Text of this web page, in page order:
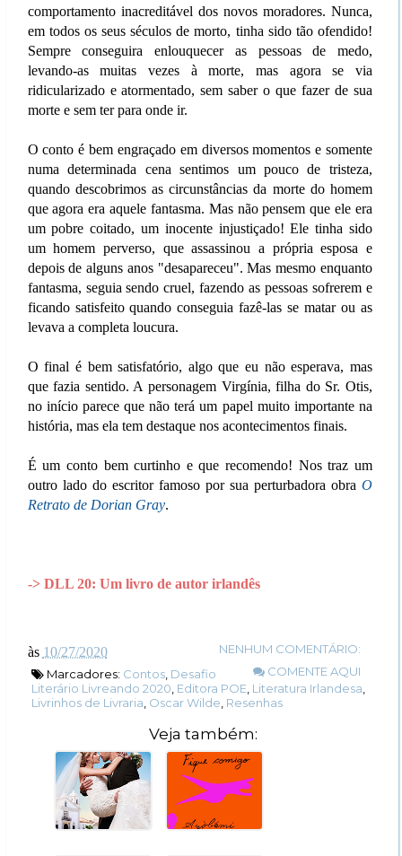
comportamento inacreditável dos novos moradores. Nunca,
em todos os seus séculos de morto, tinha sido tão ofendido!
Sempre conseguira enlouquecer as pessoas de medo,
levando-as muitas vezes à morte, mas agora se via
ridicularizado e atormentado, sem saber o que fazer de sua
morte e sem ter para onde ir.
O conto é bem engraçado em diversos momentos e somente
numa determinada cena sentimos um pouco de tristeza,
quando descobrimos as circunstâncias da morte do homem
que agora era aquele fantasma. Mas não pensem que ele era
um pobre coitado, um inocente injustiçado! Ele tinha sido
um homem perverso, que assassinou a própria esposa e
depois de alguns anos "desapareceu". Mas mesmo enquanto
fantasma, seguia sendo cruel, fazendo as pessoas sofrerem e
ficando satisfeito quando conseguia fazê-las se matar ou as
levava a completa loucura.
O final é bem satisfatório, algo que eu não esperava, mas
que fazia sentido. A personagem Virgínia, filha do Sr. Otis,
no início parece que não terá um papel muito importante na
história, mas ela tem destaque nos acontecimentos finais.
É um conto bem curtinho e que recomendo! Nos traz um
outro lado do escritor famoso por sua perturbadora obra O
Retrato de Dorian Gray.
-> DLL 20: Um livro de autor irlandês
às 10/27/2020
NENHUM COMENTÁRIO:
COMENTE AQUI
Marcadores: Contos, Desafio
Literário Livreando 2020 Editora POE Literatura Irlandesa
Livrinhos de Livraria Oscar Wilde Resenhas
Veja também: